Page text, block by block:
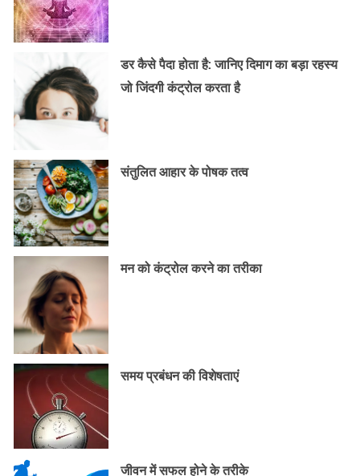
डर कैसे पैदा होता है: जानिए दिमाग का बड़ा रहस्य
जो जिंदगी कंट्रोल करता है
संतुलित आहार के पोषक तत्व
मन को कंट्रोल करने का तरीका
समय प्रबंधन की विशेषताएं
जीवन में सफल होने के तरीके